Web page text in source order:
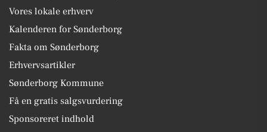
Vores lokale erhverv
Kalenderen for Sønderborg
Fakta om Sønderborg
Erhvervsartikler
Sønderborg Kommune
Få en gratis salgsvurdering
Sponsoreret indhold